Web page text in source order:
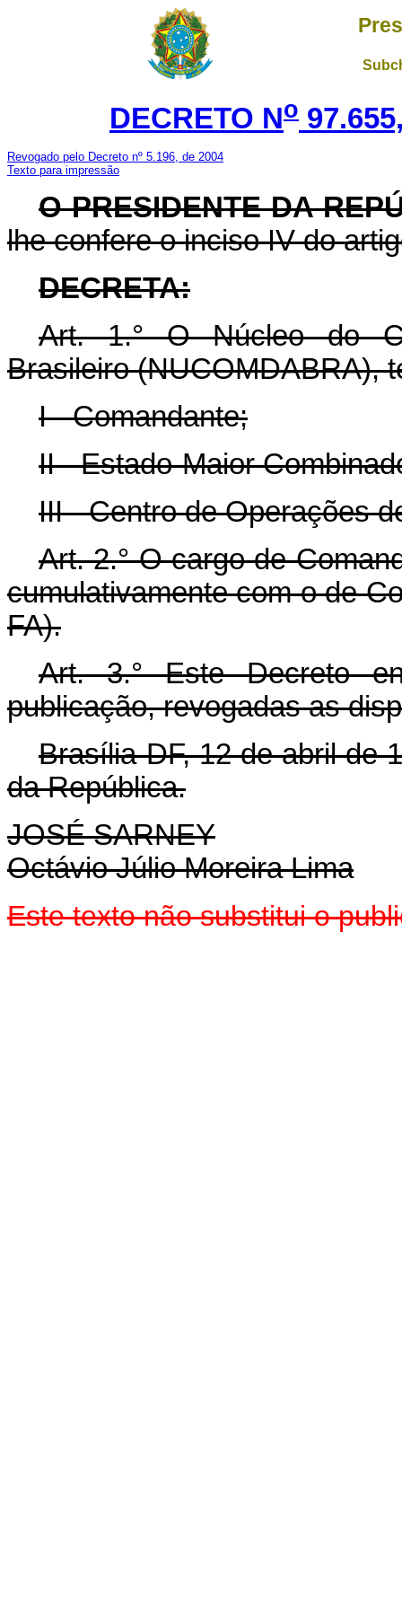
DECRETO No
Revogado pelo Decreto nº 5.196, de 2004
Texto para impressão
O PRESIDENTE DA
lhe confere o inciso IV do
DECRETA:
Art.1.° O Núcleo do
Brasileiro (NUCOMDABRA),
I - Comandante;
II - Estado-Maior
III - Centro de Operações
Art.2.° O cargo de
cumulativamente com o de
FA).
Art.3.° Este Decreto
publicação, revogadas as
Brasília-DF, 12 de abril de
da República.
JOSÉ SARNEY
Octávio Júlio Moreira Lima
Este texto não substitui o